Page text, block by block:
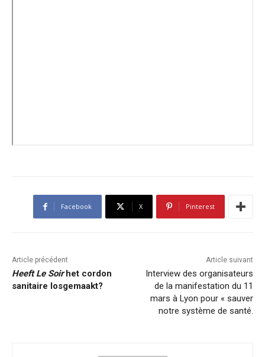
Facebook X Pinterest
Article précédent
Heeft Le Soir het cordon
sanitaire losgemaakt?
Article suivant
Interview des organisateurs
de la manifestation du 11
mars à Lyon pour « sauver
notre système de santé.